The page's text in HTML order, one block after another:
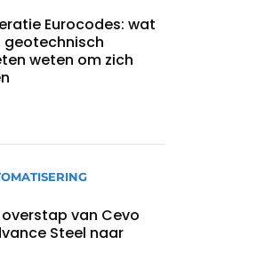
Eurocodes: wat
geotechnisch
weten om zich
van Cevo
Steel naar